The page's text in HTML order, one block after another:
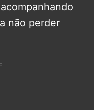
não perder